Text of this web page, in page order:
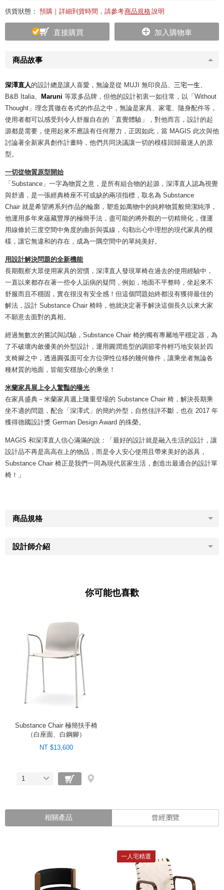
商品故事
深澤直人的設計總是讓人喜愛，無論是從 MUJI 無印良品、 三宅一生、
B&B Italia、
Maruni 等眾多品牌，但他的設計初衷一如往常，以「Without
Thought」理念貫徹在各式的作品之中，無論是家具、家電、隨身配件等，
使用者都可以感受到令人舒服自在的「直覺體驗」，對他而言，設計的起
源都是需要，使用起來不應該有任何壓力，正因如此，當 MAGIS 此次與他
討論著全新家具創作計畫時，他們共同決議讓一切的模樣回歸最迷人的原
型。
一切從物質原型開始
「Substance」一字為物質之意，是所有組合物的起源，深澤直人認為視覺
與舒適，是一張經典椅座不可或缺的兩項指標，取名為 Substance
Chair 就是希望將系列作品的輪廓，塑造如萬物中的純粹物質般簡潔純淨，
他運用多年來蘊藏豐厚的極簡手法，盡可能的將外觀的一切精簡化，僅運
用線條於三度空間中角度的曲折與弧線，勾勒出心中理想的現代家具的模
樣，讓它無違和的存在，成為一隅空間中的單純美好。
用設計解決問題的全新機能
長期觀察大眾使用家具的習慣，深澤直人發現單椅在過去的使用經驗中，
一直以來都存在著一些令人詬病的疑問，例如，地面不平整時，坐起來不
舒服而且不穩固，實在很沒有安全感！但這個問題始終都沒有獲得最佳的
解法，設計 Substance Chair 椅時，他就決定著手解決這個長久以來大家
不願意去面對的真相。
經過無數次的嘗試與試驗，Substance Chair 椅的獨有專屬地平穩定器，為
了不破壞內斂優美的外型設計，運用圓潤造型的調節零件輕巧地安裝於四
支椅腳之中，透過圓弧面可全方位彈性位移的幾何條件，讓乘坐者無論各
種材質的地面，皆能安穩放心的乘坐！
米蘭家具展上令人驚豔的曝光
在家具盛典－米蘭家具週上隆重登場的 Substance Chair 椅，解決長期乘
坐不適的問題，配合「深澤式」的簡約外型，自然佳評不斷，也在 2017 年
獲得德國設計獎 German Design Award 的殊榮。
MAGIS 和深澤直人信心滿滿的說：「最好的設計就是融入生活的設計，讓
設計品不再是高高在上的物品，而是令人安心使用且帶來美好的器具，
Substance Chair 椅正是我們一同為現代居家生活，創造出最適合的設計單
椅！」
商品規格
設計師介紹
供貨狀態： 預購｜詳細到貨時間，請參考商品規格說明
直接購買 加入購物車
你可能也喜歡
Substance Chair 極簡扶手椅
（白座面、白鋼腳）
NT $13,600
1
相關產品 曾經瀏覽
一人宅精選